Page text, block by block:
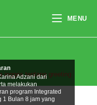
MENU
inggris tentang greeting
Adzani dari
melakukan
program Integrated
1 Bulan 8 jam yang